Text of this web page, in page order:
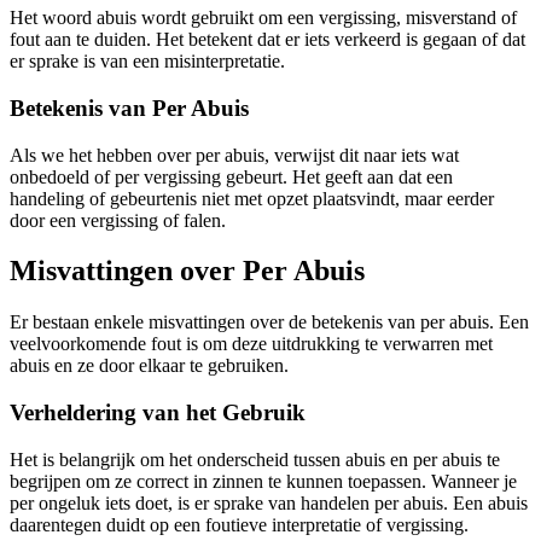
Het woord abuis wordt gebruikt om een vergissing, misverstand of
fout aan te duiden. Het betekent dat er iets verkeerd is gegaan of dat
er sprake is van een misinterpretatie.
Betekenis van Per Abuis
Als we het hebben over per abuis, verwijst dit naar iets wat
onbedoeld of per vergissing gebeurt. Het geeft aan dat een
handeling of gebeurtenis niet met opzet plaatsvindt, maar eerder
door een vergissing of falen.
Misvattingen over Per Abuis
Er bestaan enkele misvattingen over de betekenis van per abuis. Een
veelvoorkomende fout is om deze uitdrukking te verwarren met
abuis en ze door elkaar te gebruiken.
Verheldering van het Gebruik
Het is belangrijk om het onderscheid tussen abuis en per abuis te
begrijpen om ze correct in zinnen te kunnen toepassen. Wanneer je
per ongeluk iets doet, is er sprake van handelen per abuis. Een abuis
daarentegen duidt op een foutieve interpretatie of vergissing.